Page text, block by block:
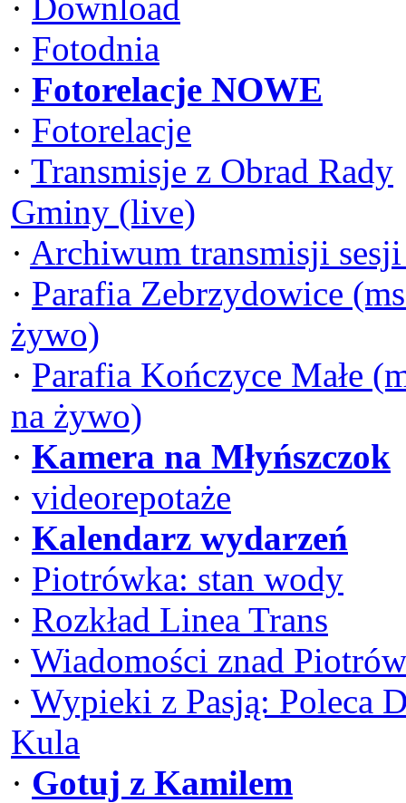
· Fotodnia
· Fotorelacje NOWE
· Fotorelacje
· Transmisje z Obrad Rady
Gminy (live)
· Archiwum transmisji
· Parafia Zebrzydowice
żywo)
· Parafia Kończyce Małe
na żywo)
· Kamera na Młyńszczok
· videorepotaże
· Kalendarz wydarzeń
· Piotrówka: stan wody
· Rozkład Linea Trans
· Wiadomości znad
· Wypieki z Pasją: Poleca
Kula
· Gotuj z Kamilem